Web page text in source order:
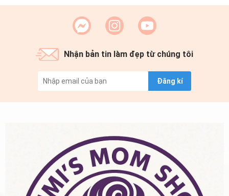
Nhận bản tin làm đẹp từ chúng tôi
Đăng kí